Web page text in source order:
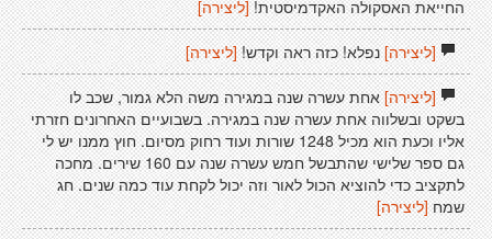
החייאת האסקולה האקדמיסטית![ליצירה]
[ליצירה]נפלא! כזה ראה וקדש! [ליצירה]
[ליצירה]אחת עשרה שנה במגירה משה הלא גמור, שכב לו
בשקט ובשלווה אחת עשרה שנה במגירה. בשבועיים האחרונים חזרתי
אליו וכעת הוא מכיל 1248 שורות ועוד רחוק מסיום. חוץ ממנו יש לי
גם ספר שלישי שהתבשל חמש עשרה שנה עם 160 שירים. מחכה
לתקציב כדי להוציא הכול לאור וזה יכול לקחת עוד כמה שנים. חג
שמח[ליצירה]